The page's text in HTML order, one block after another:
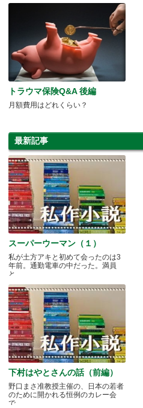
トラウマ保険Q&A 後編
月額費用はどれくらい？
最新記事
スーパーウーマン（１）
私が土方アキと初めて会ったのは3
年前。通勤電車の中だった。満員
と.....
下村はやとさんの話（前編）
野口まさ准教授主催の、日本の若者
のために開かれる恒例のカレー会
で.....